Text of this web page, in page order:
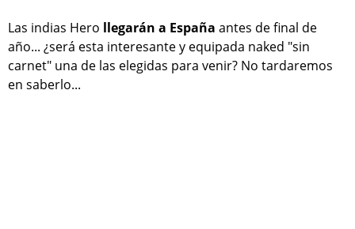
Las indias Hero llegarán a España antes de final de
año... ¿será esta interesante y equipada naked "sin
carnet" una de las elegidas para venir? No tardaremos
en saberlo...